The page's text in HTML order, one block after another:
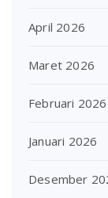
April 2026
Maret 2026
Februari 2026
Januari 2026
Desember